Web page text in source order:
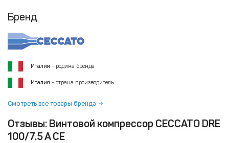
Бренд
Италия - родина бренда
Италия - страна производитель
Смотреть все товары бренда
Отзывы: Винтовой компрессор CECCATO DRE
100/7.5 A CE